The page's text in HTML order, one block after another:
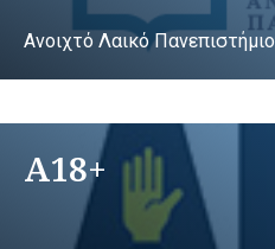
Ανοιχτό Λαικό Πανεπιστήμιο
A18+